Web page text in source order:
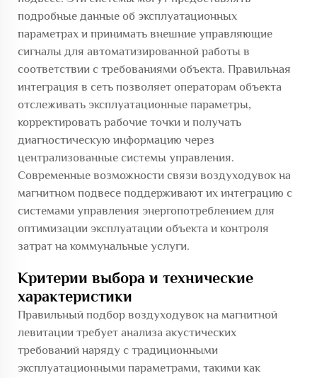
подробные данные об эксплуатационных
параметрах и принимать внешние управляющие
сигналы для автоматизированной работы в
соответствии с требованиями объекта. Правильная
интеграция в сеть позволяет операторам объекта
отслеживать эксплуатационные параметры,
корректировать рабочие точки и получать
диагностическую информацию через
централизованные системы управления.
Современные возможности связи воздуходувок на
магнитном подвесе поддерживают их интеграцию с
системами управления энергопотреблением для
оптимизации эксплуатации объекта и контроля
затрат на коммунальные услуги.
Критерии выбора и технические
характеристики
Правильный подбор воздуходувок на магнитной
левитации требует анализа акустических
требований наряду с традиционными
эксплуатационными параметрами, такими как